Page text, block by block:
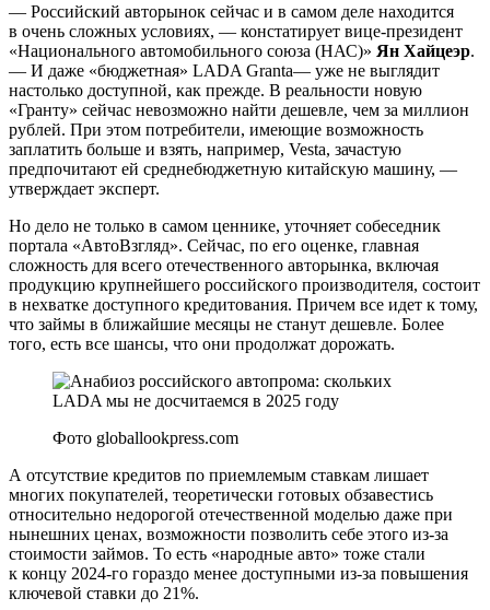
— Российский авторынок сейчас и в самом деле находится
в очень сложных условиях, — констатирует вице-президент
«Национального автомобильного союза (НАС)» Ян Хайцеэр.
— И даже «бюджетная» LADA Granta— уже не выглядит
настолько доступной, как прежде. В реальности новую
«Гранту» сейчас невозможно найти дешевле, чем за миллион
рублей. При этом потребители, имеющие возможность
заплатить больше и взять, например, Vesta, зачастую
предпочитают ей среднебюджетную китайскую машину, —
утверждает эксперт.
Но дело не только в самом ценнике, уточняет собеседник
портала «АвтоВзгляд». Сейчас, по его оценке, главная
сложность для всего отечественного авторынка, включая
продукцию крупнейшего российского производителя, состоит
в нехватке доступного кредитования. Причем все идет к тому,
что займы в ближайшие месяцы не станут дешевле. Более
того, есть все шансы, что они продолжат дорожать.
Фото globallookpress.com
А отсутствие кредитов по приемлемым ставкам лишает
многих покупателей, теоретически готовых обзавестись
относительно недорогой отечественной моделью даже при
нынешних ценах, возможности позволить себе этого из-за
стоимости займов. То есть «народные авто» тоже стали
к концу 2024-го гораздо менее доступными из-за повышения
ключевой ставки до 21%.